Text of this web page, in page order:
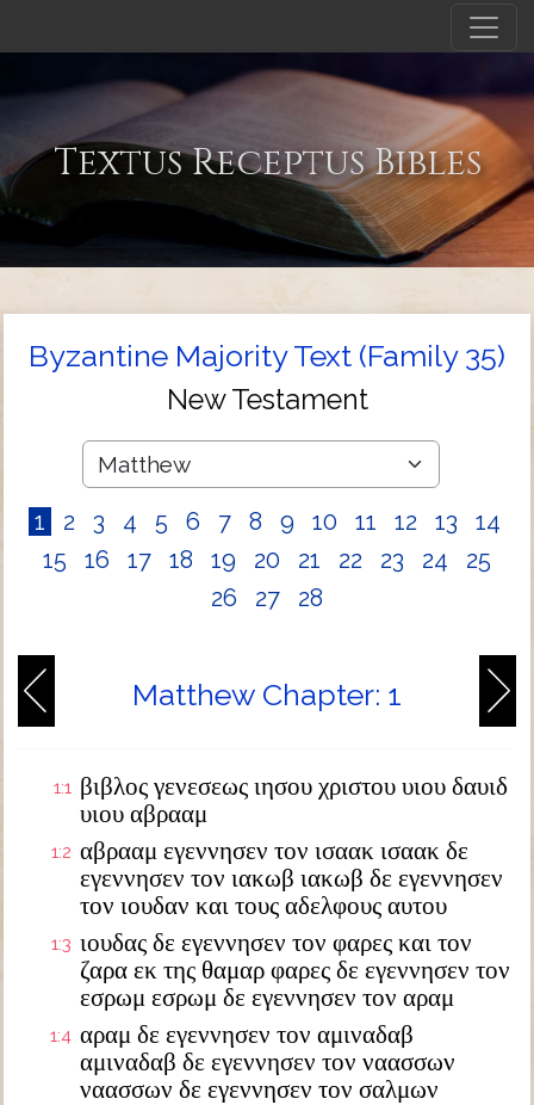
Textus Receptus Bibles
Byzantine Majority Text (Family 35)
New Testament
1 2 3 4 5 6 7 8 9 10 11 12 13
14
15
16 17 18 19 20 21 22 23 24
25
26
27 28
Matthew Chapter: 1
1:1 βιβλος γενεσεως ιησου χριστου υιου δαυιδ
υιου αβρααμ
1:2 αβρααμ εγεννησεν τον ισαακ ισαακ δε
εγεννησεν τον ιακωβ ιακωβ δε εγεννησεν
τον ιουδαν και τους αδελφους αυτου
1:3 ιουδας δε εγεννησεν τον φαρες και τον
ζαρα εκ της θαμαρ φαρες δε εγεννησεν τον
εσρωμ εσρωμ δε εγεννησεν τον αραμ
1:4 αραμ δε εγεννησεν τον αμιναδαβ
αμιναδαβ δε εγεννησεν τον ναασσων
ναασσων δε εγεννησεν τον σαλμων